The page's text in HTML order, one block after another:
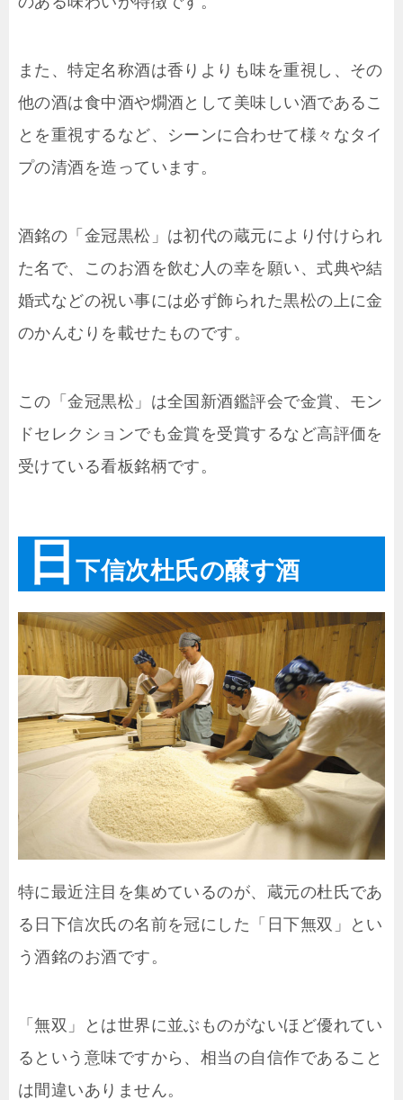
また、特定名称酒は香りよりも味を重視し、その
他の酒は食中酒や燗酒として美味しい酒であるこ
とを重視するなど、シーンに合わせて様々なタイ
プの清酒を造っています。
酒銘の「金冠黒松」は初代の蔵元により付けられ
た名で、このお酒を飲む人の幸を願い、式典や結
婚式などの祝い事には必ず飾られた黒松の上に金
のかんむりを載せたものです。
この「金冠黒松」は全国新酒鑑評会で金賞、モン
ドセレクションでも金賞を受賞するなど高評価を
受けている看板銘柄です。
日下信次杜氏の醸す酒
特に最近注目を集めているのが、蔵元の杜氏であ
る日下信次氏の名前を冠にした「日下無双」とい
う酒銘のお酒です。
「無双」とは世界に並ぶものがないほど優れてい
るという意味ですから、相当の自信作であること
は間違いありません。